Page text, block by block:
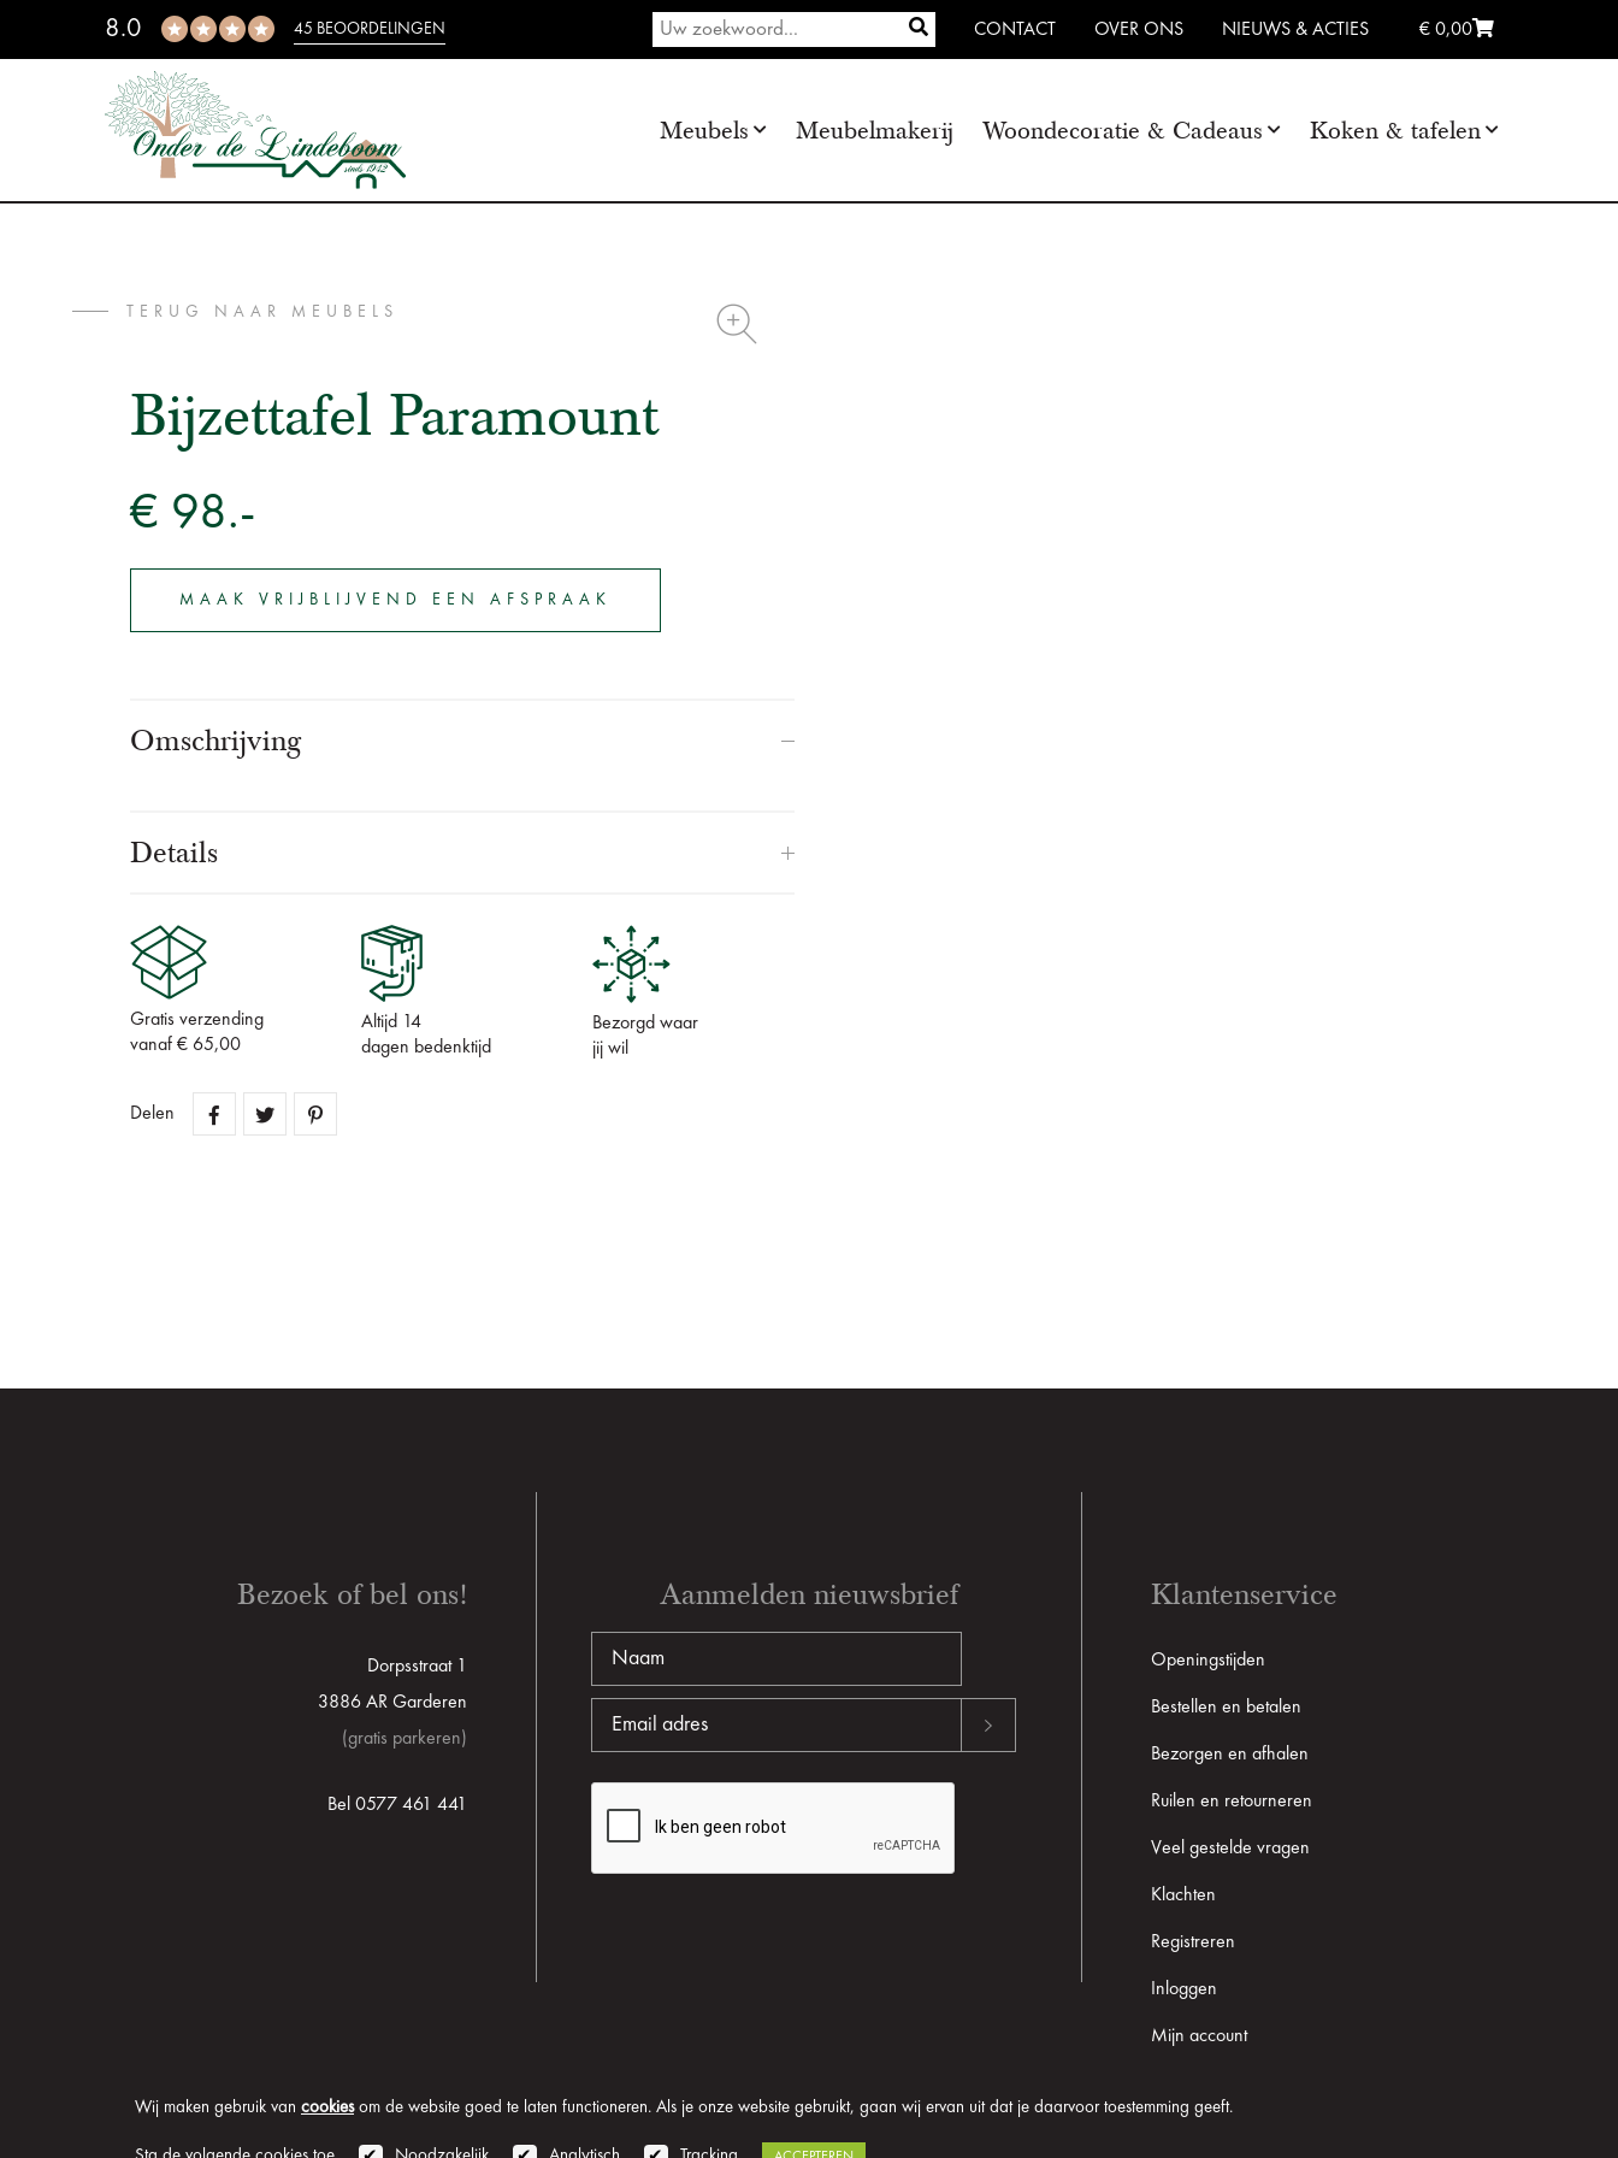
Wij maken gebruik van cookiesom de website goed te laten functioneren. Als je onze website gebruikt, gaan wij ervan uit dat je daarvoor toestemming geeft.
8.0 45 BEOORDELINGEN CONTACT OVER ONS NIEUWS & ACTIES € 0,00
Meubels Meubelmakerij Woondecoratie & Cadeaus Koken & tafelen
TERUG NAAR MEUBELS
Bijzettafel Paramount
€ 98.-
MAAK VRIJBLIJVEND EEN AFSPRAAK
Omschrijving
Details
Gratis verzending
vanaf € 65,00
Altijd 14
dagen bedenktijd
Bezorgd waar
jij wil
Delen
Aanmelden nieuwsbrief
Bezoek of bel ons!
Dorpsstraat 1
3886 AR Garderen
(gratis parkeren)
Bel 0577 461 441
Klantenservice
Openingstijden
Bestellen en betalen
Bezorgen en afhalen
Ruilen en retourneren
Veel gestelde vragen
Klachten
Registreren
Inloggen
Mijn account
© 2026 Onder de Lindeboom Algemene voorwaarden Disclaimer Privacy verklaring Cookie informatie